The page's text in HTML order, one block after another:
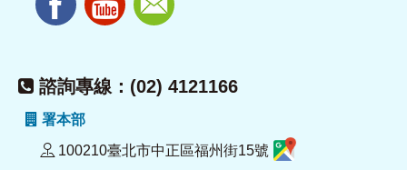
諮詢專線：(02) 4121166
署本部
100210臺北市中正區福州街15號